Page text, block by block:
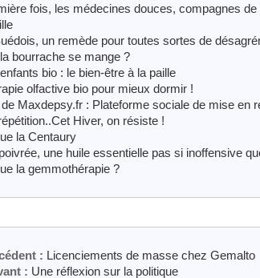
fois, les médecines douces, compagnes
un remède pour toutes sortes de
bourrache se mange ?
bio : le bien-être à la paille
olfactive bio pour mieux dormir !
Maxdepsy.fr : Plateforme sociale de mise en
Hiver, on résiste !
la Centaury
une huile essentielle pas si inoffensive
la gemmothérapie ?
: Licenciements de masse chez Gemalto
: Une réflexion sur la politique